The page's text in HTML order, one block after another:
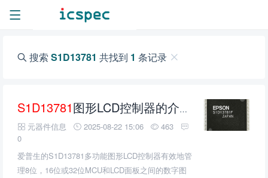
搜索 S1D13781 共找到 1 条记录
S1D13781图形LCD控制器的介绍、特性、及应用
元器件信息 2025-08-22 15:06
463
0
爱普生的S1D13781多功能图形LCD控制器有效地管
理8位，16位或32位MCU和LCD面板之间的数字图